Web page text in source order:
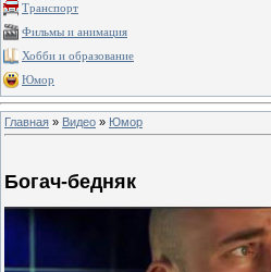
Транспорт
Фильмы и анимация
Хобби и образование
Юмор
Главная » Видео » Юмор
Богач-бедняк